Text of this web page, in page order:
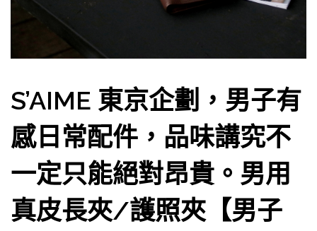
S’AIME 東京企劃，男子有
感日常配件，品味講究不
一定只能絕對昂貴。男用
真皮長夾/護照夾【男子